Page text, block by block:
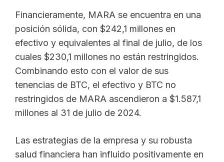
Financieramente, MARA se encuentra en una
posición sólida, con $242,1 millones en
efectivo y equivalentes al final de julio, de los
cuales $230,1 millones no están restringidos.
Combinando esto con el valor de sus
tenencias de BTC, el efectivo y BTC no
restringidos de MARA ascendieron a $1.587,1
millones al 31 de julio de 2024.
Las estrategias de la empresa y su robusta
salud financiera han influido positivamente en